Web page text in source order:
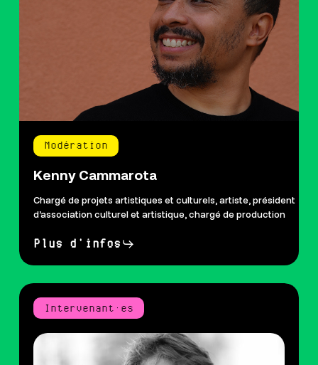
Modération
Kenny Cammarota
Chargé de projets artistiques et culturels, artiste, président
d’association culturel et artistique, chargé de production
Plus d'infos
Intervenant·es